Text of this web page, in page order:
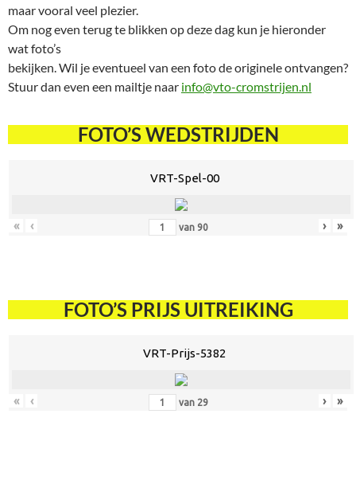
maar vooral veel plezier.
Om nog even terug te blikken op deze dag kun je hieronder
wat foto’s
bekijken. Wil je eventueel van een foto de originele ontvangen?
Stuur dan even een mailtje naar info@vto-cromstrijen.nl
FOTO’S WEDSTRIJDEN
VRT-Spel-00
« ‹ van 90 › »
FOTO’S PRIJS UITREIKING
VRT-Prijs-5382
« ‹ van 29 › »